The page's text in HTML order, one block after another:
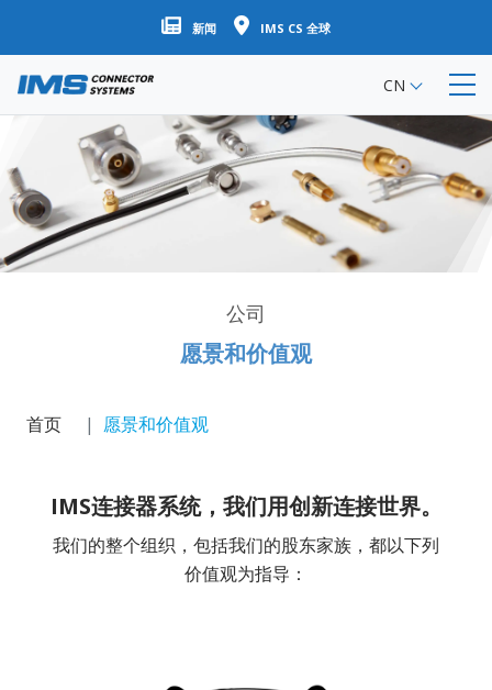
跳
转
要
内
容
新闻 IMS CS 全球
CN
公司
愿景和价值观
首页 愿景和价值观
IMS连接器系统，我们用创新连接世界。
我们的整个组织，包括我们的股东家族，都以下列
价值观为指导：